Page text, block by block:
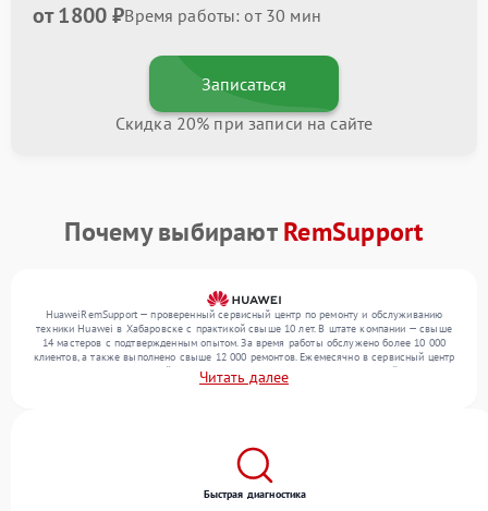
от 1800 ₽Время работы: от 30 мин
Записаться
Скидка 20% при записи на сайте
Почему выбираютRemSupport
HuaweiRemSupport — проверенный сервисный центр по ремонту и обслуживанию
техники Huawei в Хабаровске с практикой свыше 10 лет. В штате компании — свыше
14 мастеров с подтвержденным опытом. За время работы обслужено более 10 000
клиентов, а также выполнено свыше 12 000 ремонтов. Ежемесячно в сервисный центр
поступает более 300 устройств, включая , , . Мы устраняем поломки любой сложности
и предлагаем стабильный уровень сервиса благодаря отлаженным процессам
Читать далее
Быстрая диагностика